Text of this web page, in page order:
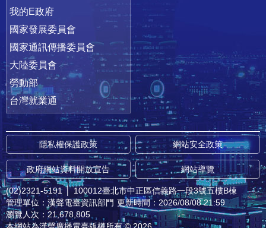
我的E政府
國家發展委員會
國家通訊傳播委員會
大陸委員會
勞動部
台灣就業通
隱私權保護政策 網站安全政策
政府網站資料開放宣告 網站導覽
(02)2321-5191 │ 100012臺北市中正區信義路一段3號五樓B棟
管理單位：漢聲電臺資訊部門 更新時間：2026/08/08 21:59
瀏覽人次：21,678,805